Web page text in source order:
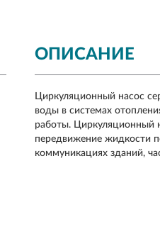
ОПИСАНИЕ
Циркуляционный насос
воды в системах
работы. Циркуляционный
передвижение жидкости
коммуникациях зданий,